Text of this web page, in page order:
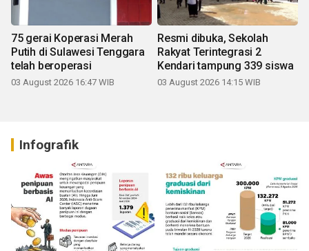
75 gerai Koperasi Merah
Putih di Sulawesi Tenggara
telah beroperasi
03 August 2026 16:47 WIB
Resmi dibuka, Sekolah
Rakyat Terintegrasi 2
Kendari tampung 339 siswa
03 August 2026 14:15 WIB
Infografik